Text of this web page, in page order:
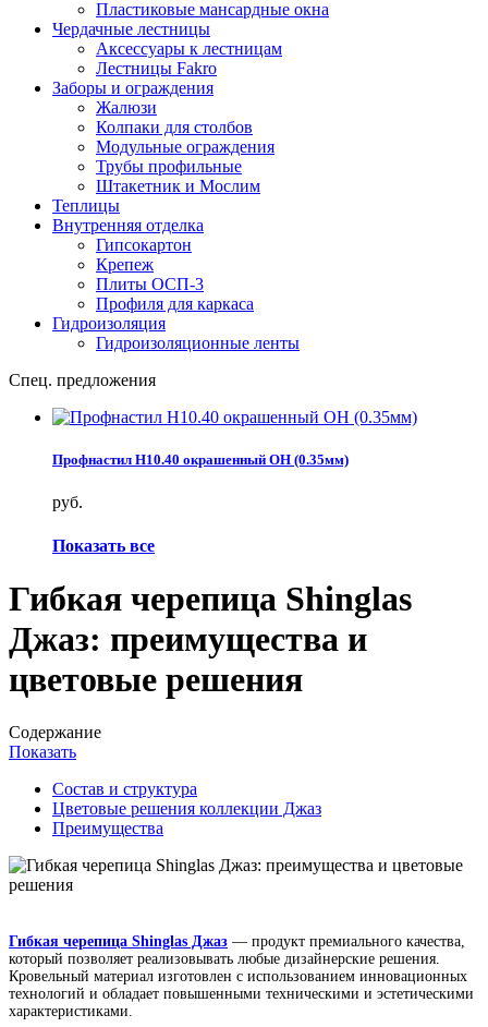
Пластиковые мансардные окна
Чердачные лестницы
Аксессуары к лестницам
Лестницы Fakro
Заборы и ограждения
Жалюзи
Колпаки для столбов
Модульные ограждения
Трубы профильные
Штакетник и Мослим
Теплицы
Внутренняя отделка
Гипсокартон
Крепеж
Плиты ОСП-3
Профиля для каркаса
Гидроизоляция
Гидроизоляционные ленты
Спец. предложения
Профнастил Н10.40 окрашенный ОН (0.35мм)
руб.
Показать все
Гибкая черепица Shinglas
Джаз: преимущества и
цветовые решения
Содержание
Показать
Состав и структура
Цветовые решения коллекции Джаз
Преимущества
Гибкая черепица Shinglas Джаз — продукт премиального качества,
который позволяет реализовывать любые дизайнерские решения.
Кровельный материал изготовлен с использованием инновационных
технологий и обладает повышенными техническими и эстетическими
характеристиками.